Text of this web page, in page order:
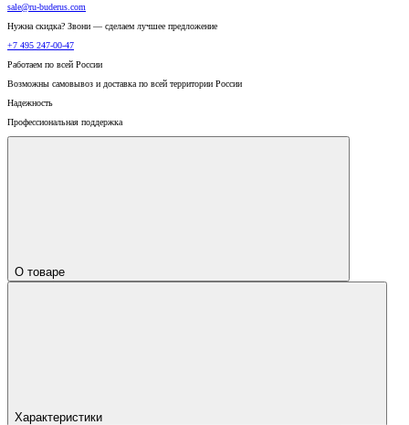
sale@ru-buderus.com
Нужна скидка? Звони — сделаем лучшее предложение
+7 495 247-00-47
Работаем по всей России
Возможны самовывоз и доставка по всей территории России
Надежность
Профессиональная поддержка
О товаре
Характеристики